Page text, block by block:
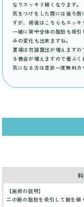
なりスッキリ細くなります。
気をつけをした際には後ろ
すが、術後はこちらもスッキ
一緒に背中全体の脂肪も吸
みの変化も出来ますね。
夏場は勿論露出が増えます
る機会が増えますので着ぶく
気になる方は是非一度無料カ
【施術の説明】
二の腕の脂肪を吸引して腕を細